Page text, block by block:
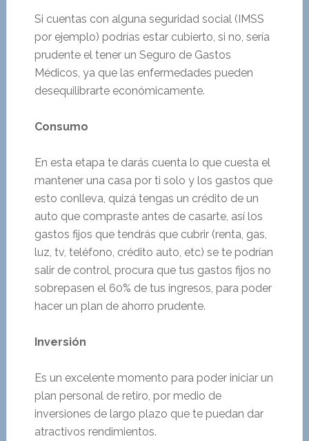
Si cuentas con alguna seguridad social (IMSS
por ejemplo) podrías estar cubierto, si no, sería
prudente el tener un Seguro de Gastos
Médicos, ya que las enfermedades pueden
desequilibrarte económicamente.
Consumo
En esta etapa te darás cuenta lo que cuesta el
mantener una casa por ti solo y los gastos que
esto conlleva, quizá tengas un crédito de un
auto que compraste antes de casarte, así los
gastos fijos que tendrás que cubrir (renta, gas,
luz, tv, teléfono, crédito auto, etc) se te podrían
salir de control, procura que tus gastos fijos no
sobrepasen el 60% de tus ingresos, para poder
hacer un plan de ahorro prudente.
Inversión
Es un excelente momento para poder iniciar un
plan personal de retiro, por medio de
inversiones de largo plazo que te puedan dar
atractivos rendimientos.